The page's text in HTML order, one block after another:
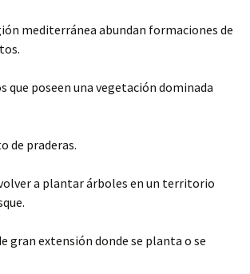
mediterránea abundan formaciones de
que poseen una vegetación dominada
de praderas.
a plantar árboles en un territorio
gran extensión donde se planta o se